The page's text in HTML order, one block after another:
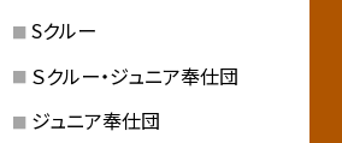
Sクルー
Ｓクルー・ジュニア奉仕団
ジュニア奉仕団